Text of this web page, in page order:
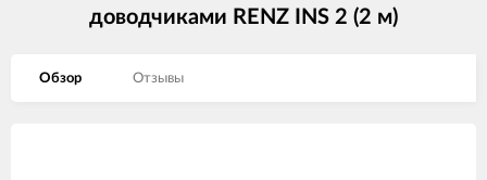
доводчиками RENZ INS 2 (2 м)
Обзор Отзывы